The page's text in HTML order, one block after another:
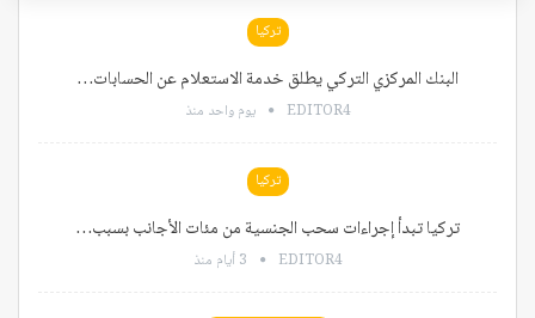
تركيا
البنك المركزي التركي يطلق خدمة الاستعلام عن الحسابات…
EDITOR4 يوم واحد منذ
تركيا
تركيا تبدأ إجراءات سحب الجنسية من مئات الأجانب بسبب…
EDITOR4 3 أيام منذ